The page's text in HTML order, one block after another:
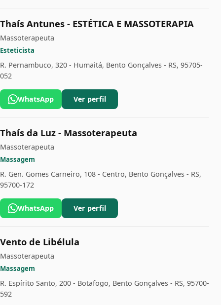
Thaís Antunes - ESTÉTICA E MASSOTERAPIA
Massoterapeuta
Esteticista
R. Pernambuco, 320 - Humaitá, Bento Gonçalves - RS, 95705-
052
WhatsApp Ver perfil
Thaís da Luz - Massoterapeuta
Massoterapeuta
Massagem
R. Gen. Gomes Carneiro, 108 - Centro, Bento Gonçalves - RS,
95700-172
WhatsApp Ver perfil
Vento de Libélula
Massoterapeuta
Massagem
R. Espírito Santo, 200 - Botafogo, Bento Gonçalves - RS, 95700-
592